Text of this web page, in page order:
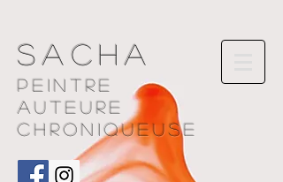
Sacha
Peintre
AUTEURE
chroniqueuse